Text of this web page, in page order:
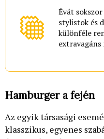
Évát
stylistok és
különféle
Hamburger a fején
Az egyik társasági
klasszikus, egyenes